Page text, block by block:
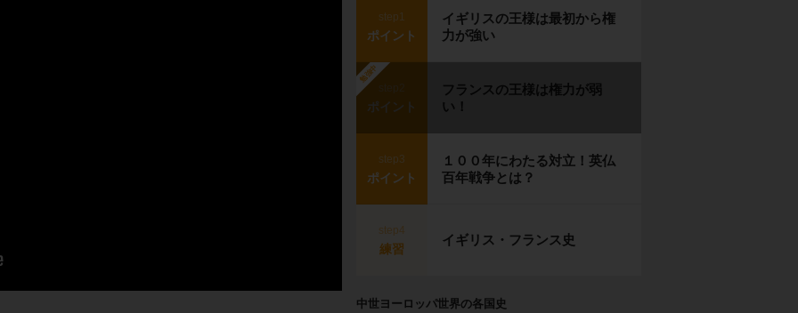
step1
ポイント
イギリスの王様は最初から権
力が強い
勉強中
ポイント
フランスの王様は権力が弱
い！
step3
ポイント
１００年にわたる対立！英仏
百年戦争とは？
step4
練習
イギリス・フランス史
中世ヨーロッパ世界の各国史